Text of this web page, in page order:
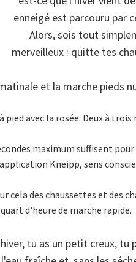
enneigé est parcouru par
Alors, sois tout
merveilleux : quitte tes
et la marche pieds
avec la rosée. Deux à
maximum suffisent
Kneipp, sens
des chaussettes et des
d'heure de marche rapide.
tu as un petit creux, tu